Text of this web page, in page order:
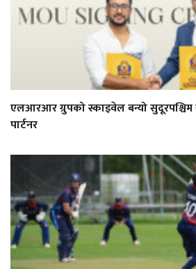
एलआरआर ग्रुपको स्काइवेल बन्यो सुदूरपश्चिम
पार्टनर